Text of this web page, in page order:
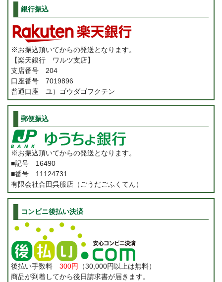
銀行振込
※お振込頂いてからの発送となります。
【楽天銀行 ワルツ支店】
支店番号 204
口座番号 7019896
普通口座 ユ）ゴウダゴフクテン
郵便振込
※お振込頂いてからの発送となります。
■記号 16490
■番号 11124731
有限会社合田呉服店（ごうだごふくてん）
コンビニ後払い決済
後払い手数料 300円
（30,000円以上は無料）
商品が到着してから後日請求書が届きます。